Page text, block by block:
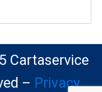
Cartaservice
– Privacy